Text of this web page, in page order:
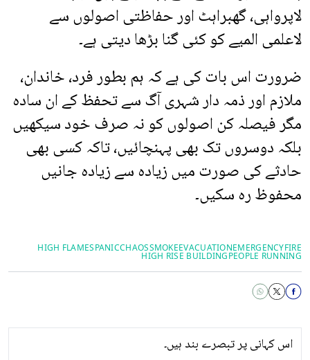
لاپرواہی، گھبراہٹ اور حفاظتی اصولوں سے
لاعلمی المیے کو کئی گنا بڑھا دیتی ہے۔
ضرورت اس بات کی ہے کہ ہم بطور فرد، خاندان،
ملازم اور ذمہ دار شہری آگ سے تحفظ کے ان سادہ
مگر فیصلہ کن اصولوں کو نہ صرف خود سیکھیں
بلکہ دوسروں تک بھی پہنچائیں، تاکہ کسی بھی
حادثے کی صورت میں زیادہ سے زیادہ جانیں
محفوظ رہ سکیں۔
FIRE
EMERGENCY
EVACUATION
SMOKE
CHAOS
PANIC
HIGH FLAMES
PEOPLE RUNNING
HIGH RISE BUILDING
اس کہانی پر تبصرے بند ہیں۔